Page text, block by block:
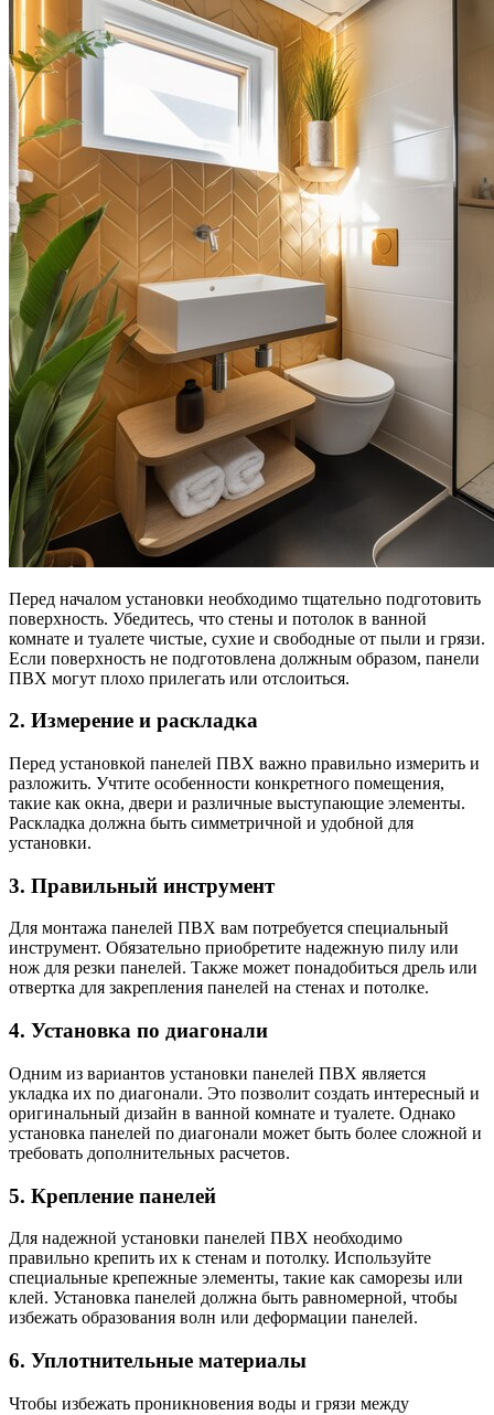
Перед началом установки необходимо тщательно подготовить
поверхность. Убедитесь, что стены и потолок в ванной
комнате и туалете чистые, сухие и свободные от пыли и грязи.
Если поверхность не подготовлена должным образом, панели
ПВХ могут плохо прилегать или отслоиться.
2. Измерение и раскладка
Перед установкой панелей ПВХ важно правильно измерить и
разложить. Учтите особенности конкретного помещения,
такие как окна, двери и различные выступающие элементы.
Раскладка должна быть симметричной и удобной для
установки.
3. Правильный инструмент
Для монтажа панелей ПВХ вам потребуется специальный
инструмент. Обязательно приобретите надежную пилу или
нож для резки панелей. Также может понадобиться дрель или
отвертка для закрепления панелей на стенах и потолке.
4. Установка по диагонали
Одним из вариантов установки панелей ПВХ является
укладка их по диагонали. Это позволит создать интересный и
оригинальный дизайн в ванной комнате и туалете. Однако
установка панелей по диагонали может быть более сложной и
требовать дополнительных расчетов.
5. Крепление панелей
Для надежной установки панелей ПВХ необходимо
правильно крепить их к стенам и потолку. Используйте
специальные крепежные элементы, такие как саморезы или
клей. Установка панелей должна быть равномерной, чтобы
избежать образования волн или деформации панелей.
6. Уплотнительные материалы
Чтобы избежать проникновения воды и грязи между